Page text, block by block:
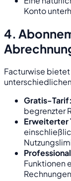
Konto
4.
Facturwise
Gratis-Tarif:
begrenzter
Erweiterter
Funktionen